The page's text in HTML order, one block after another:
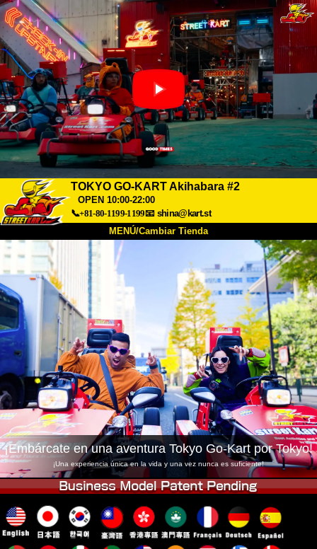
TOKYO GO-KART Akihabara #2
OPEN 10:00-22:00
📞+81-80-1199-1199📧 shina@kart.st
MENÚ/Cambiar Tienda
Acerca de Especificaciones Precios
Acceso Testimonios Preguntas Frecuentes
Empresa Reservas
Cambiar Tienda
Tokyo Shinagawa Tokyo Akihabara#1
Tokyo Akihabara#2 Tokyo Shibuya
Tokyo Shibuya Annex Tokyo Bay
Tokyo Asakusa Osaka
Okinawa
¡Embárcate en una aventura Tokyo Go-Kart por Tokyo!
¡Una experiencia única en la vida y una vez nunca es suficiente!